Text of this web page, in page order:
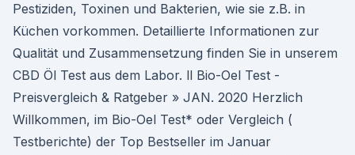
Pestiziden, Toxinen und Bakterien, wie sie z.B. in
Küchen vorkommen. Detaillierte Informationen zur
Qualität und Zusammensetzung finden Sie in unserem
CBD Öl Test aus dem Labor. ll Bio-Oel Test -
Preisvergleich & Ratgeber » JAN. 2020 Herzlich
Willkommen, im Bio-Oel Test* oder Vergleich (
Testberichte) der Top Bestseller im Januar